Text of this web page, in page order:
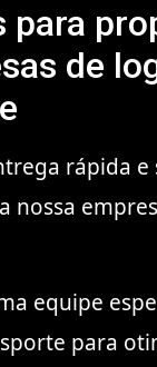
para
de
rápida e
nossa
equipe
para